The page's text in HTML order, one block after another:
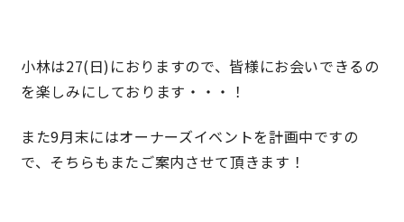
最響の家
Groovin’
小林は27(日)におりますので、皆様にお会いできるの
を楽しみにしております・・・！
また9月末にはオーナーズイベントを計画中ですの
で、そちらもまたご案内させて頂きます！